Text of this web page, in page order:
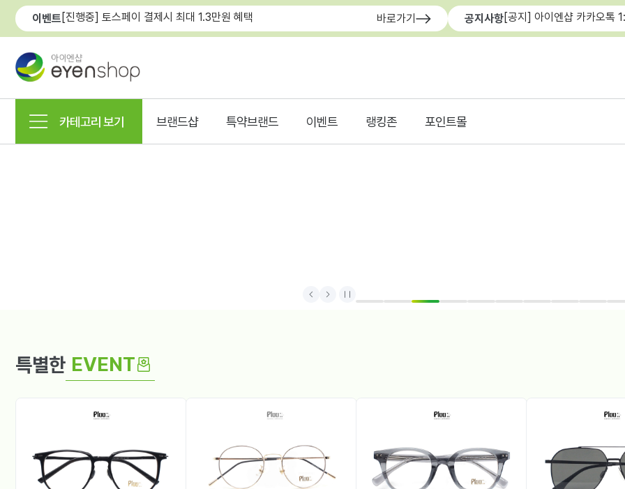
이벤트 [진행중] 토스페이 결제시 최대 1.3만원 혜택 바로가기 공지사항[공지] 아이엔샵 카카오톡
카테고리 보기 브랜드샵 특약브랜드 이벤트 랭킹존 포인트몰
1 2 3 4 5 6 7 8 9
Prev Next Stop
특별한 EVENT